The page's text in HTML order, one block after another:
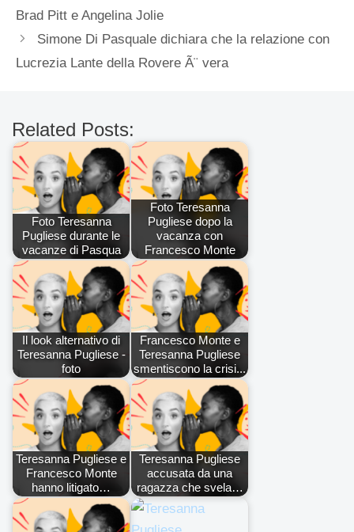
Brad Pitt e Angelina Jolie
Simone Di Pasquale dichiara che la relazione con
Lucrezia Lante della Rovere Ã¨ vera
Related Posts:
Foto Teresanna
Pugliese durante le
vacanze di Pasqua
Foto Teresanna
Pugliese dopo la
vacanza con
Francesco Monte
Il look alternativo di
Teresanna Pugliese -
foto
Francesco Monte e
Teresanna Pugliese
smentiscono la crisi...
Teresanna Pugliese e
Francesco Monte
hanno litigato…
Teresanna Pugliese
accusata da una
ragazza che svela…